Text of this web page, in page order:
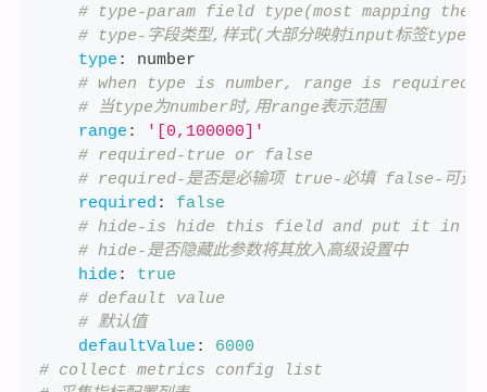
# type-param field type(most mapping
# type-字段类型,样式(大部分映射input标签type
type :
number
# when type is number, range is required
# 当type为number时,用range表示范围
range :
'[0,100000]'
# required-true or false
# required-是否是必输项 true-必填 false-可选
required :
false
# hide-is hide this field and put it in
# hide-是否隐藏此参数将其放入高级设置中
hide :
true
# default value
# 默认值
defaultValue :
6000
# collect metrics config list